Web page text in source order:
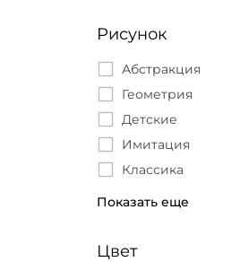
Рисунок
Абстракция
Геометрия
Детские
Имитация
Классика
Орнамент
Показать еще
Цвет